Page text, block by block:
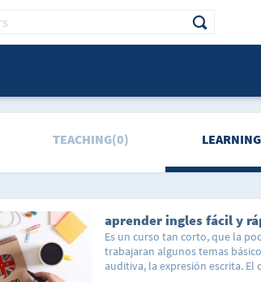
TEACHING(0)
aprender ingles fácil y
Es un curso tan corto, que la
trabajaran algunos temas
auditiva, la expresión escrita. El